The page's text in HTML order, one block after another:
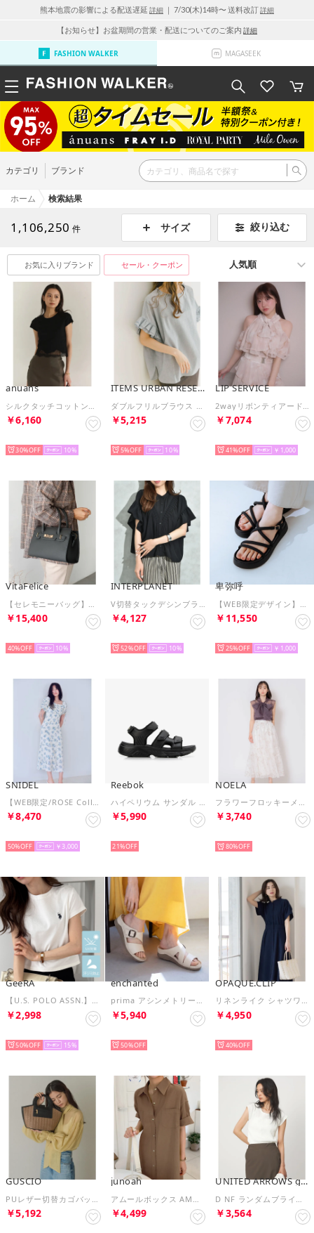
熊本地震の影響による配送遅延 詳細 ｜ 7/30(木)14時〜 送料改訂詳細
【お知らせ】お盆期間の営業・配送についてのご案内 詳細
FASHION WALKER MAGASEEK
カテゴリ ブランド
ホーム 検索結果
1,106,250 件 サイズ 絞り込む
お気に入りブランド セール・クーポン
anuans
￥6,160
30% 10
ITEMS URBAN RESEARCH
￥5,215
5% 10
LIP SERVICE
￥7,074
41% ￥1,000
VitaFelice
￥15,400
40% 10
INTERPLANET
￥4,127
52% 10
卑弥呼
￥11,550
25% ￥1,000
SNIDEL
【WEB限定/ROSE Collection】ROSEプリントワンピース （YEL）
￥8,470
50% ￥3,000
Reebok
ハイペリウム サンダル / HYPERIUM SANDAL （ブラック）
￥5,990
21%
NOELA
フラワーフロッキーメッシュスカート （オフホワイト）
￥3,740
80%
GeeRA
【U.S. POLO ASSN.】汗染み防止・UV対策機能付き！ワンポイント刺繍Tシャツトップス （オフホワイト）
￥2,998
50% 15
enchanted
prima アシンメトリーバックルベルトミュールサンダル （アイボリー）
￥5,940
50%
OPAQUE.CLIP
リネンライク シャツワンピース【洗濯機OK／接触冷感／吸水速乾】 （ネイビー(094)）
￥4,950
40%
GUSCIO
￥5,192
junoah
￥4,499
UNITED ARROWS green label relaxing
￥3,564